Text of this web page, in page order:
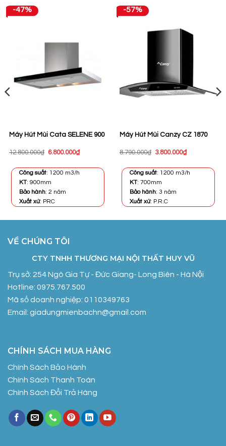
-47%
Máy Hút Mùi Cata SELENE 900
12.800.000₫ Giá
12.800.000₫.
6.800.000₫Giá
là:
Công suất: 1200 m3/h
KT: 900mm
Bảo hành: 2 năm
Xuất xứ: PRC
-57%
Máy Hút Mùi Canzy CZ 1870
8.790.000₫ Giá
8.790.000₫.
3.800.000₫Giá
là:
Công suất: 1200 m3/h
KT: 700mm
Bảo hành: 3 năm
Xuất xứ: P.R.C
VỀ CHÚNG TÔI
CTY TNHH THƯƠNG MẠI NỘI THẤT HUY VŨ
Trụ sở: 254 Ngô Gia Tự - Đức Giang- Long Biên - Hà Nội
Hotline: 0975.767.500
Mã số doanh nghiệp: 0110349763
Email: giadungmienbachn@gmail.com
CHÍNH SÁCH MUA HÀNG
Chính Sách Bảo Hành
Chính Sách Thanh Toán
Chính Sách Đổi Trả Hàng